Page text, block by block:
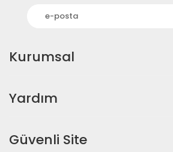
Kurumsal
Yardım
Güvenli Site